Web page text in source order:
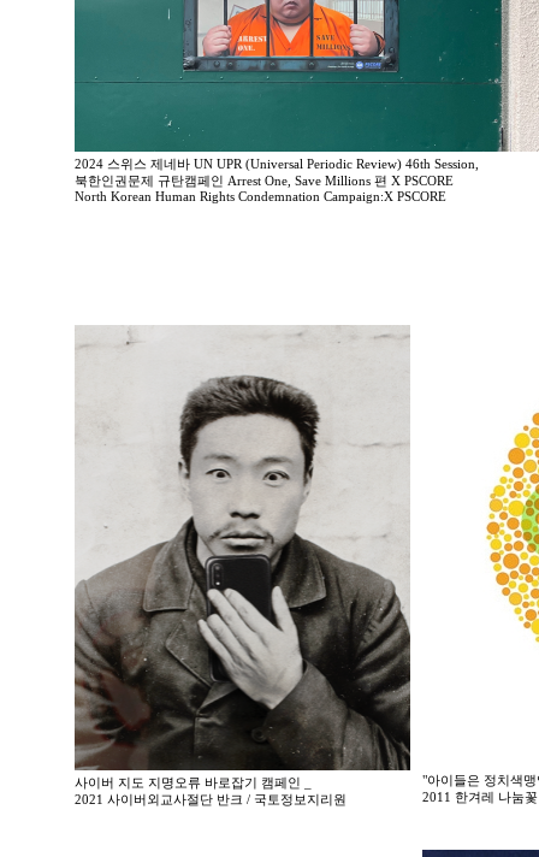
2024 스위스 제네바 UN UPR (Universal Periodic Review) 46th Session,
북한인권문제 규탄캠페인 Arrest One, Save Millions 편 X PSCORE
North Korean Human Rights Condemnation Campaign:X PSCORE
사이버 지도 지명오류 바로잡기 캠페인 _
2021 사이버외교사절단 반크 / 국토정보지리원
"아이들은 정치색
2011 한겨레 나눔